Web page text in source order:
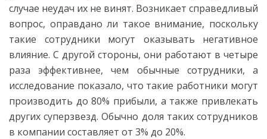
случае неудач их не винят. Возникает справедливый
вопрос, оправдано ли такое внимание, поскольку
такие сотрудники могут оказывать негативное
влияние. С другой стороны, они работают в четыре
раза эффективнее, чем обычные сотрудники, а
исследование показало, что такие работники могут
производить до 80% прибыли, а также привлекать
других суперзвезд. Обычно доля таких сотрудников
в компании составляет от 3% до 20%.